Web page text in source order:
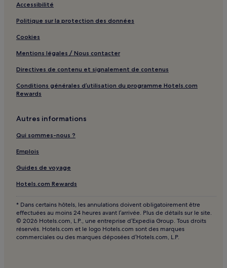
Accessibilité
Politique sur la protection des données
Cookies
Mentions légales / Nous contacter
Directives de contenu et signalement de contenus
Conditions générales d’utilisation du programme Hotels.com
Rewards
Autres informations
Qui sommes-nous ?
Emplois
Guides de voyage
Hotels.com Rewards
* Dans certains hôtels, les annulations doivent obligatoirement être
effectuées au moins 24 heures avant l’arrivée. Plus de détails sur le site.
© 2026 Hotels.com, L.P., une entreprise d’Expedia Group. Tous droits
réservés. Hotels.com et le logo Hotels.com sont des marques
commerciales ou des marques déposées d’Hotels.com, L.P.